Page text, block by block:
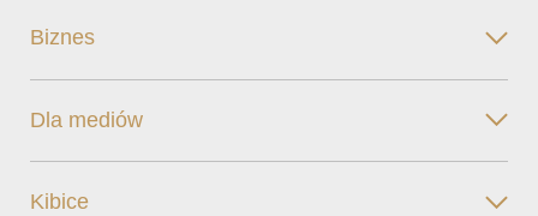
Biznes
Dla mediów
Kibice